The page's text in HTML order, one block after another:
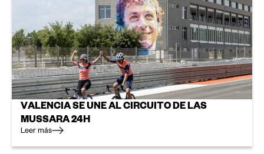
VALENCIA SE UNE AL CIRCUITO DE LAS
MUSSARA 24H
Leer más